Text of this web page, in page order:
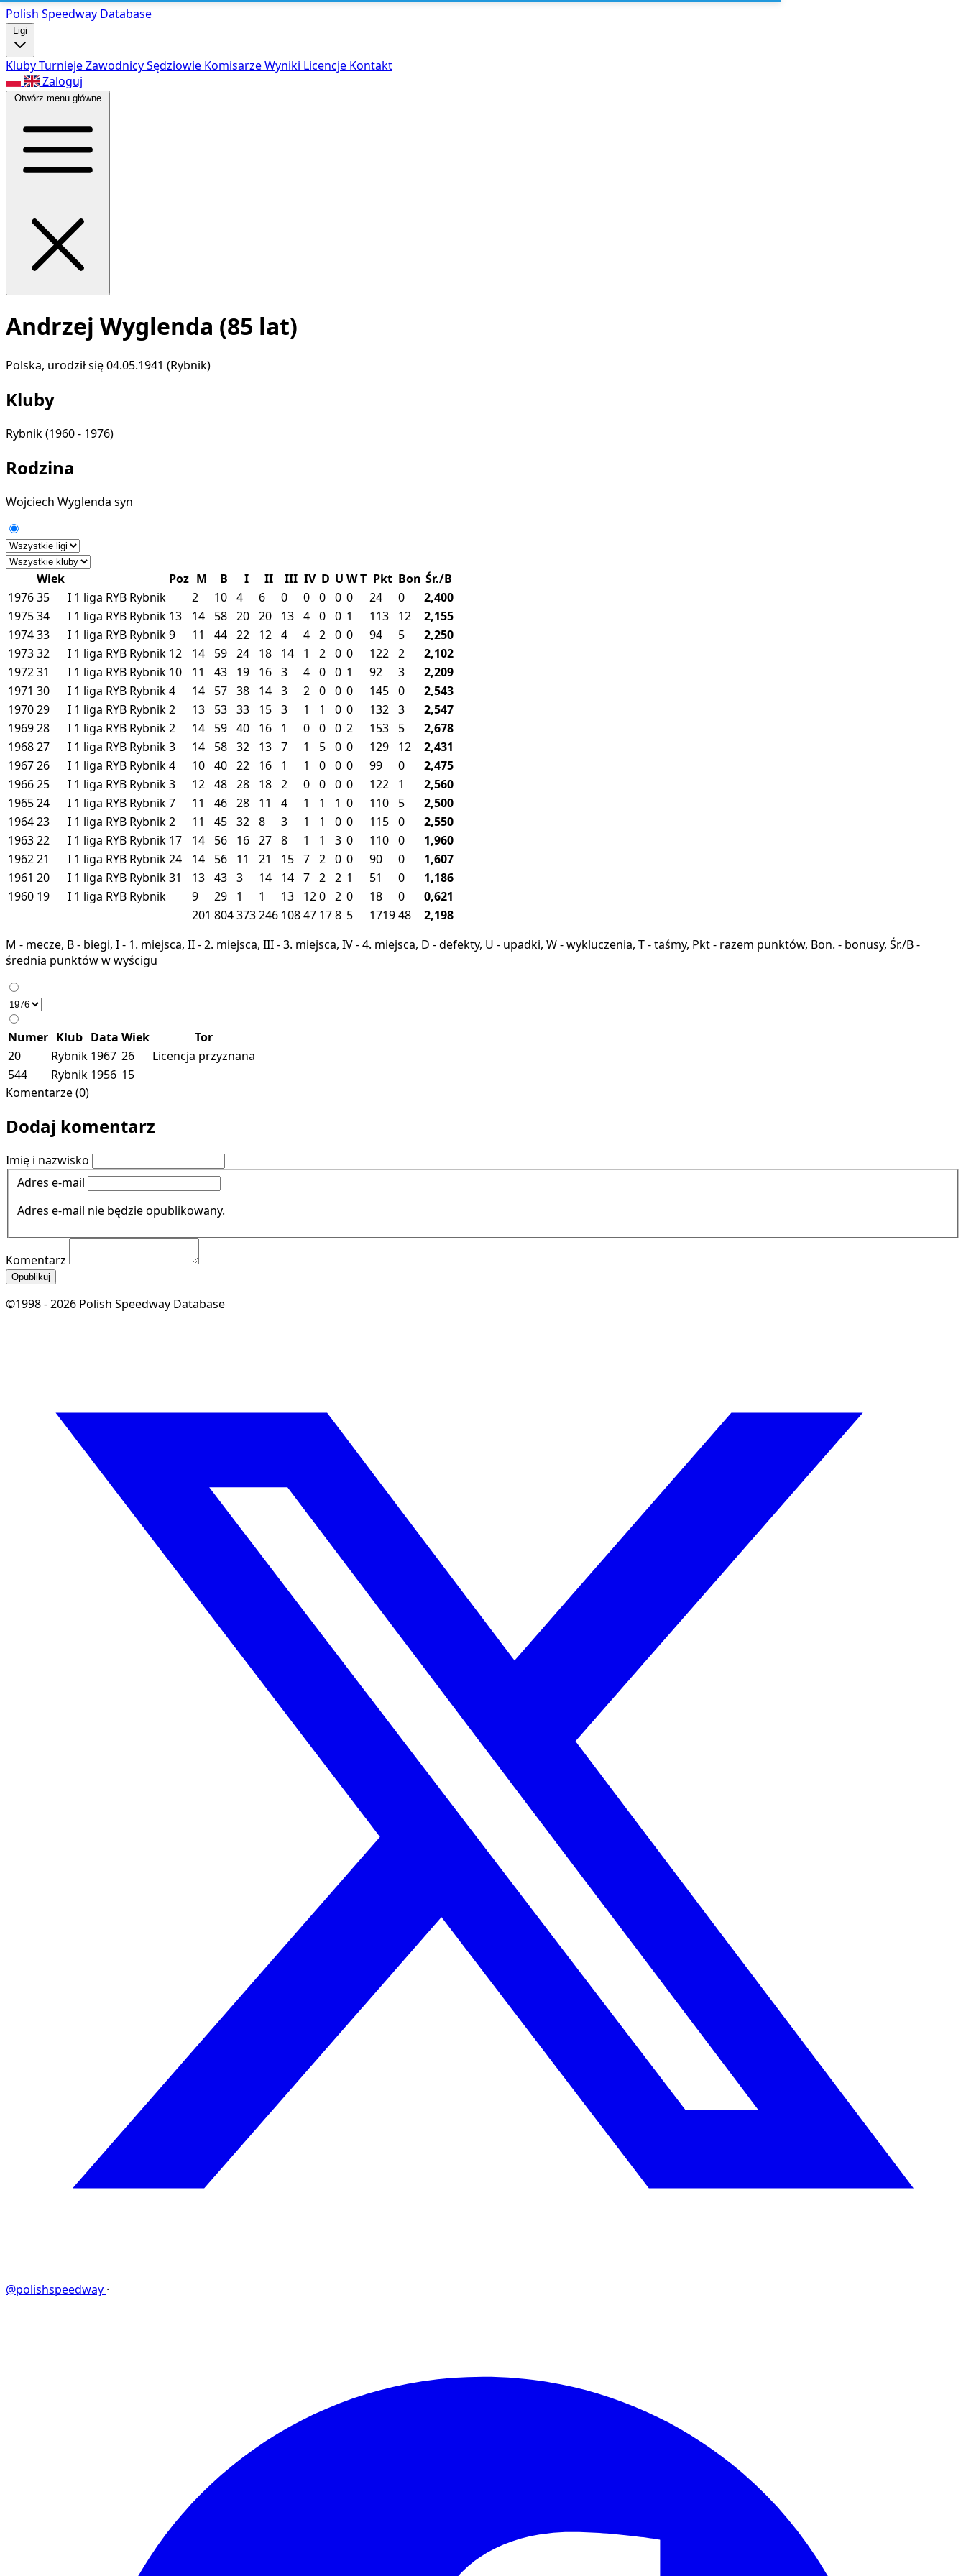
Polish Speedway Database
Ligi
KlubyTurniejeZawodnicySędziowie KomisarzeWyniki Licencje Kontakt
Zaloguj
Otwórz menu główne
Andrzej Wyglenda (85 lat)
Polska, urodził się 04.05.1941 (Rybnik)
Kluby
Rybnik(1960 - 1976)
Rodzina
Wojciech Wyglenda syn
Wiek Poz M B I II III IV D U WT Pkt Bon Śr./B
197635 I 1 liga RYB Rybnik 2 10 4 6 0 0 0 0 0 24 0
2,400
197534 I 1 liga RYB Rybnik 13 14 58 20 20 13 4 0 0 1 113 12
2,155
197433 I 1 liga RYB Rybnik9 11 44 22 12 4 4 2 0 0 94 5
2,250
197332 I 1 liga RYB Rybnik 12 14 59 24 18 14 1 2 0 0 122 2
2,102
197231 I 1 liga RYB Rybnik 10 11 43 19 16 3 4 0 0 1 92 3
2,209
1971 30 I 1 liga RYB Rybnik4 14 57 38 14 3 2 0 0 0 145 0
2,543
197029 I 1 liga RYB Rybnik2 13 53 33 15 3 1 1 0 0 132 3
2,547
196928 I 1 liga RYB Rybnik2 14 59 40 16 1 0 0 0 2 153 5
2,678
196827 I 1 liga RYB Rybnik3 14 58 32 13 7 1 5 0 0 129 12
2,431
196726 I 1 liga RYB Rybnik4 10 40 22 16 1 1 0 0 0 99 0
2,475
196625 I 1 liga RYB Rybnik3 12 48 28 18 2 0 0 0 0 122 1
2,560
196524 I 1 liga RYB Rybnik7 11 46 28 11 4 1 1 1 0 110 5
2,500
196423 I 1 liga RYB Rybnik2 11 45 32 8 3 1 1 0 0 115 0
2,550
196322 I 1 liga RYB Rybnik 17 14 56 16 27 8 1 1 3 0 110 0
1,960
196221 I 1 liga RYB Rybnik24 14 56 11 21 15 7 2 0 0 90 0
1,607
1961 20 I 1 liga RYB Rybnik31 13 43 3 14 14 7 2 2 1 51 0
1,186
1960 19 I 1 liga RYB Rybnik 9 29 1 1 13 120 2 0 18 0
0,621
201 804373246 10847 178 5 171948
2,198
M - mecze, B - biegi, I - 1. miejsca, II - 2. miejsca, III - 3. miejsca, IV - 4. miejsca, D - defekty, U - upadki, W - wykluczenia, T - taśmy, Pkt - razem punktów, Bon. - bonusy, Śr./B -
średnia punktów w wyścigu
Numer Klub Data Wiek
Tor
20
Rybnik 1967 26
Licencja przyznana
544
Rybnik 1956 15
Komentarze (0)
Dodaj komentarz
Imię i nazwisko
Adres e-mail
Adres e-mail nie będzie opublikowany.
Komentarz
Opublikuj
©1998 - 2026 Polish Speedway Database
@polishspeedway ·